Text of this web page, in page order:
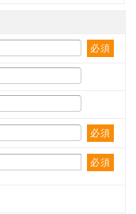
必須
必須
必須